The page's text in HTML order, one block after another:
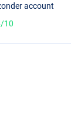
account
10